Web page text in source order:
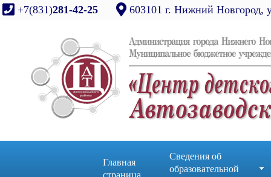
+7(831)281-42-25 603101 г. Нижний Новгород,
Главная
страница
Сведения об
образовательной